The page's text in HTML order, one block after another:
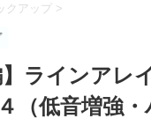
クアップ >
ラインアレ
（低音増強